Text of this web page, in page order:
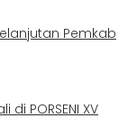
Pemkab
PORSENI XV